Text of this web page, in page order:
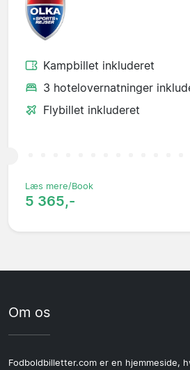
Kampbillet inkluderet
3 hotelovernatninger
Flybillet inkluderet
Læs mere/Book
5 365,-
Om os
Fodboldbilletter.com er en hjemmeside,